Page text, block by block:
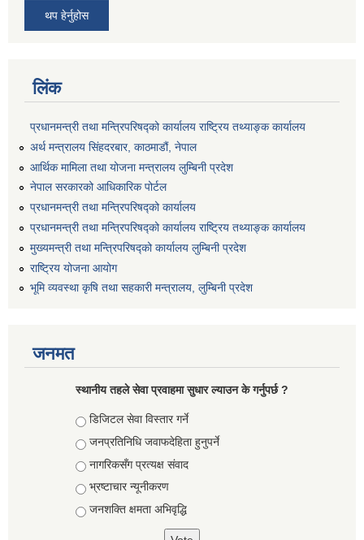
थप हेर्नुहोस
लिंक
प्रधानमन्त्री तथा मन्त्रिपरिषद्को कार्यालय राष्ट्रिय तथ्याङ्क कार्यालय
अर्थ मन्त्रालय सिंहदरबार, काठमाडौं, नेपाल
आर्थिक मामिला तथा योजना मन्त्रालय लुम्बिनी प्रदेश
नेपाल सरकारको आधिकारिक पोर्टल
प्रधानमन्त्री तथा मन्त्रिपरिषद्को कार्यालय
प्रधानमन्त्री तथा मन्त्रिपरिषद्को कार्यालय राष्ट्रिय तथ्याङ्क कार्यालय
मुख्यमन्त्री तथा मन्त्रिपरिषद्को कार्यालय लुम्बिनी प्रदेश
राष्ट्रिय योजना आयोग
भूमि व्यवस्था कृषि तथा सहकारी मन्त्रालय, लुम्बिनी प्रदेश
जनमत
स्थानीय तहले सेवा प्रवाहमा सुधार ल्याउन के गर्नुपर्छ ?
Choices
डिजिटल सेवा विस्तार गर्ने
जनप्रतिनिधि जवाफदेहिता हुनुपर्ने
नागरिकसँग प्रत्यक्ष संवाद
भ्रष्टाचार न्यूनीकरण
जनशक्ति क्षमता अभिवृद्धि